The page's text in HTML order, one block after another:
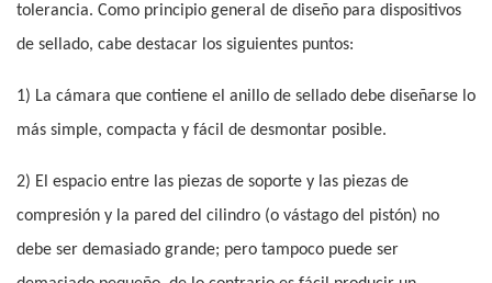
tolerancia. Como principio general de diseño para dispositivos
de sellado, cabe destacar los siguientes puntos:
1) La cámara que contiene el anillo de sellado debe diseñarse lo
más simple, compacta y fácil de desmontar posible.
2) El espacio entre las piezas de soporte y las piezas de
compresión y la pared del cilindro (o vástago del pistón) no
debe ser demasiado grande; pero tampoco puede ser